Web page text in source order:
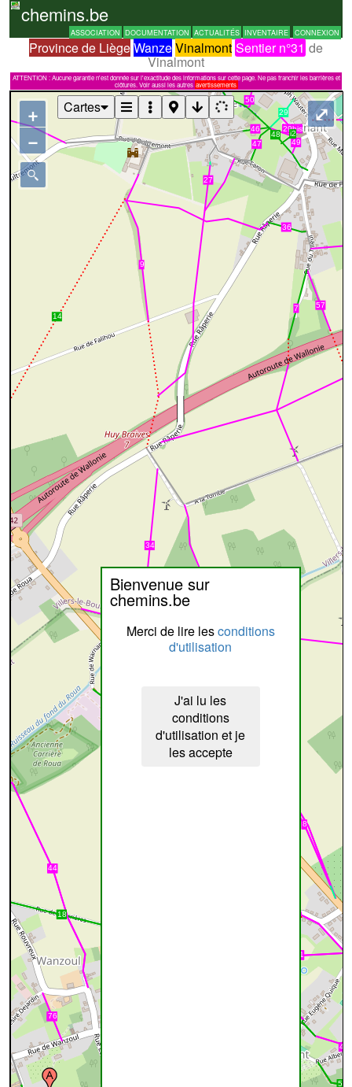
chemins.be
ASSOCIATION DOCUMENTATION ACTUALITÉS INVENTAIRE CONNEXION
Province de LiègeWanzeVinalmont Sentier n°31 de
Vinalmont
ATTENTION : Aucune garantie n'est donnée sur l'exactitude des informations sur cette page. Ne pas franchir les barrières et
clôtures. Voir aussi les autres avertissements
Bienvenue sur
chemins.be
Merci de lire lesconditions
d'utilisation
J'ai lu les
conditions
d'utilisation et je
les accepte
+
−
⤢
Cartes